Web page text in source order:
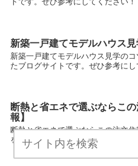
新築一戸建てモデルハウス見
新築一戸建てモデルハウス見学の
たブログサイトです。ぜひ参考に
断熱と省エネで選ぶならこ
報】
断熱と省エネで選ぶならこの注文
を網羅したブログサイトです。ぜ